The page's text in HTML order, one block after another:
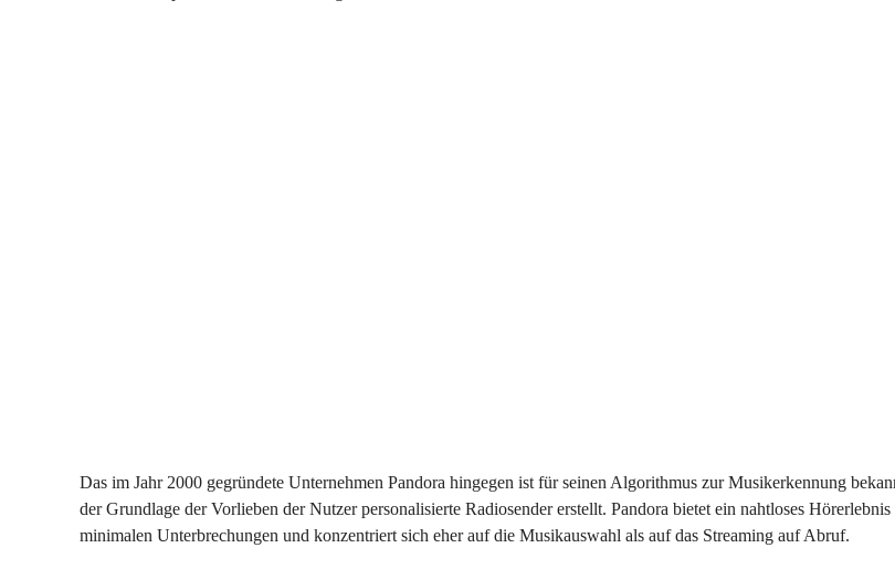
Das im Jahr 2000 gegründete Unternehmen Pandora hingegen ist für seinen Algorithmus zur Musikerkennung
der Grundlage der Vorlieben der Nutzer personalisierte Radiosender erstellt. Pandora bietet ein nahtloses
minimalen Unterbrechungen und konzentriert sich eher auf die Musikauswahl als auf das Streaming auf Abruf.